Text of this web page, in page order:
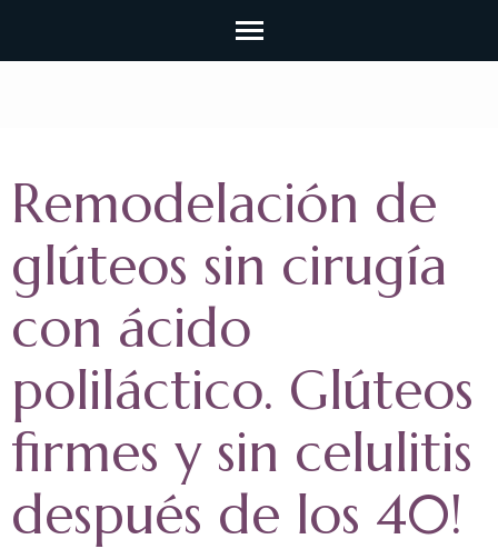
Remodelación de
glúteos sin cirugía
con ácido
poliláctico. Glúteos
firmes y sin celulitis
después de los 40!